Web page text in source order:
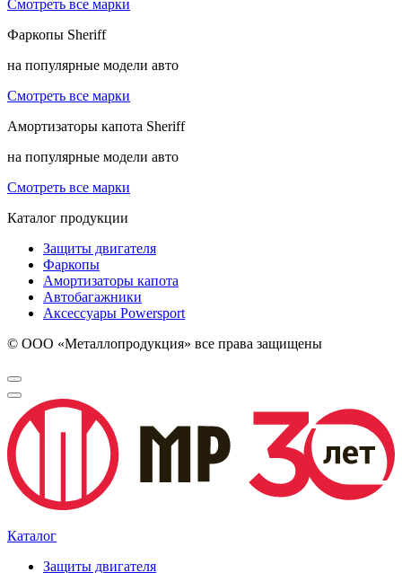
Смотреть все марки
Фаркопы Sheriff
на популярные модели авто
Смотреть все марки
Амортизаторы капота Sheriff
на популярные модели авто
Смотреть все марки
Каталог продукции
Защиты двигателя
Фаркопы
Амортизаторы капота
Автобагажники
Аксессуары Powersport
© ООО «Металлопродукция» все права защищены
Каталог
Защиты двигателя